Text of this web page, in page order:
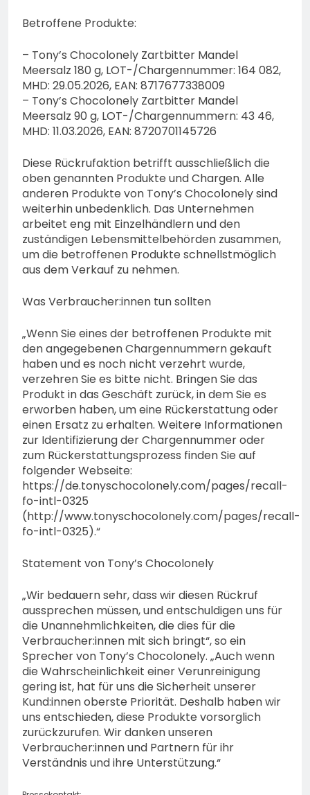
Betroffene Produkte:
– Tony’s Chocolonely Zartbitter Mandel
Meersalz 180 g, LOT-/Chargennummer: 164 082,
MHD: 29.05.2026, EAN: 8717677338009
– Tony’s Chocolonely Zartbitter Mandel
Meersalz 90 g, LOT-/Chargennummern: 43 46,
MHD: 11.03.2026, EAN: 8720701145726
Diese Rückrufaktion betrifft ausschließlich die
oben genannten Produkte und Chargen. Alle
anderen Produkte von Tony’s Chocolonely sind
weiterhin unbedenklich. Das Unternehmen
arbeitet eng mit Einzelhändlern und den
zuständigen Lebensmittelbehörden zusammen,
um die betroffenen Produkte schnellstmöglich
aus dem Verkauf zu nehmen.
Was Verbraucher:innen tun sollten
„Wenn Sie eines der betroffenen Produkte mit
den angegebenen Chargennummern gekauft
haben und es noch nicht verzehrt wurde,
verzehren Sie es bitte nicht. Bringen Sie das
Produkt in das Geschäft zurück, in dem Sie es
erworben haben, um eine Rückerstattung oder
einen Ersatz zu erhalten. Weitere Informationen
zur Identifizierung der Chargennummer oder
zum Rückerstattungsprozess finden Sie auf
folgender Webseite:
https://de.tonyschocolonely.com/pages/recall-
fo-intl-0325
(http://www.tonyschocolonely.com/pages/recall-
fo-intl-0325).“
Statement von Tony’s Chocolonely
„Wir bedauern sehr, dass wir diesen Rückruf
aussprechen müssen, und entschuldigen uns für
die Unannehmlichkeiten, die dies für die
Verbraucher:innen mit sich bringt“, so ein
Sprecher von Tony’s Chocolonely. „Auch wenn
die Wahrscheinlichkeit einer Verunreinigung
gering ist, hat für uns die Sicherheit unserer
Kund:innen oberste Priorität. Deshalb haben wir
uns entschieden, diese Produkte vorsorglich
zurückzurufen. Wir danken unseren
Verbraucher:innen und Partnern für ihr
Verständnis und ihre Unterstützung.“